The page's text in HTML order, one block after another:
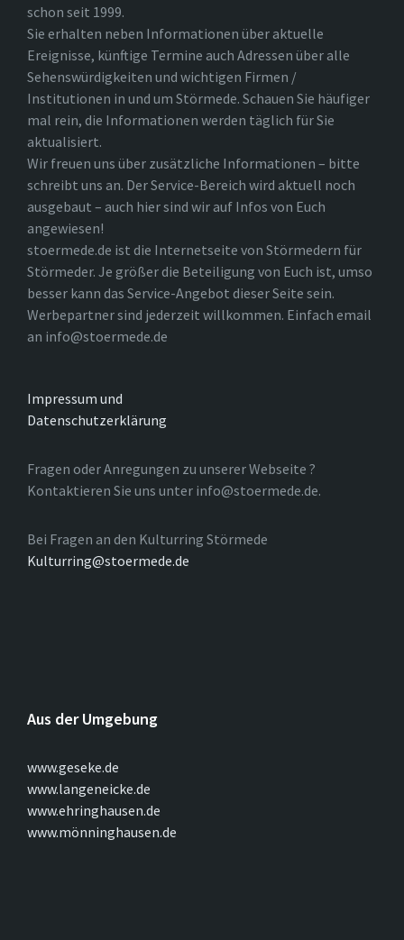
schon seit 1999.
Sie erhalten neben Informationen über aktuelle
Ereignisse, künftige Termine auch Adressen über alle
Sehenswürdigkeiten und wichtigen Firmen /
Institutionen in und um Störmede. Schauen Sie häufiger
mal rein, die Informationen werden täglich für Sie
aktualisiert.
Wir freuen uns über zusätzliche Informationen – bitte
schreibt uns an. Der Service-Bereich wird aktuell noch
ausgebaut – auch hier sind wir auf Infos von Euch
angewiesen!
stoermede.de ist die Internetseite von Störmedern für
Störmeder. Je größer die Beteiligung von Euch ist, umso
besser kann das Service-Angebot dieser Seite sein.
Werbepartner sind jederzeit willkommen. Einfach email
an info@stoermede.de
Impressum und
Datenschutzerklärung
Fragen oder Anregungen zu unserer Webseite ?
Kontaktieren Sie uns unter info@stoermede.de.
Bei Fragen an den Kulturring Störmede
Kulturring@stoermede.de
Aus der Umgebung
www.geseke.de
www.langeneicke.de
www.ehringhausen.de
www.mönninghausen.de